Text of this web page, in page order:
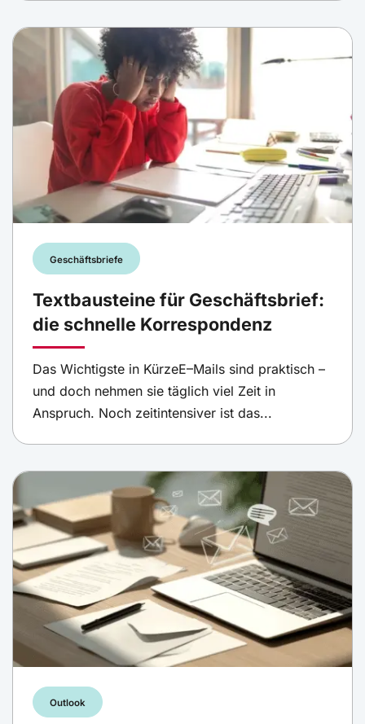
Geschäftsbriefe
Textbausteine für Geschäftsbrief:
die schnelle Korrespondenz
Das Wichtigste in KürzeE–Mails sind praktisch –
und doch nehmen sie täglich viel Zeit in
Anspruch. Noch zeitintensiver ist das...
Outlook